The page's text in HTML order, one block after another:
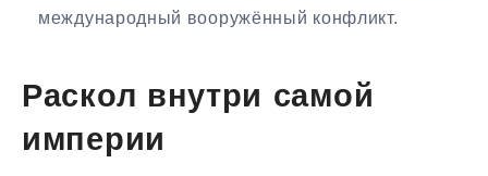
международный вооружённый конфликт.
Раскол внутри самой
империи